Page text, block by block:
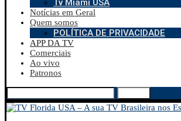
Tv Miami USA
Notícias em Geral
Quem somos
POLÍTICA DE PRIVACIDADE
APP DA TV
Comerciais
Ao vivo
Patronos